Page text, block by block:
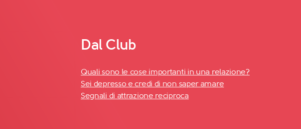
Dal Club
Quali sono le cose importanti in una relazione?
Sei depresso e credi di non saper amare
Segnali di attrazione reciproca